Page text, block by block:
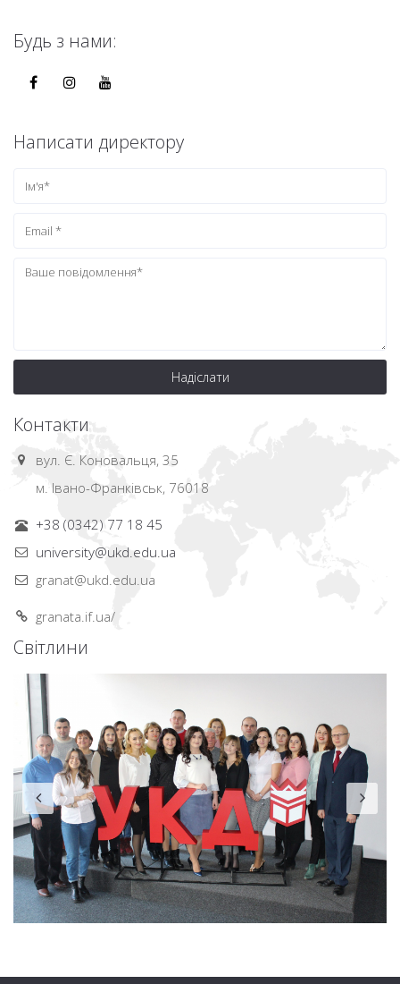
Будь з нами:
Написати директору
Надіслати
Контакти
вул. Є. Коновальця, 35
м. Івано-Франківськ, 76018
+38 (0342) 77 18 45
university@ukd.edu.ua
granat@ukd.edu.ua
granata.if.ua/
Світлини